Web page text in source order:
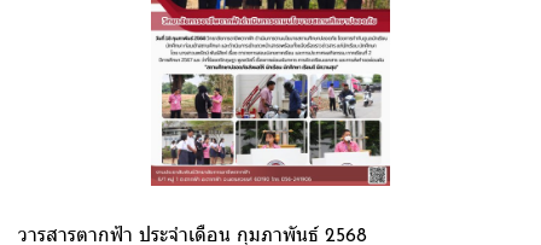
วารสารตากฟ้า ประจำเดือน กุมภาพันธ์ 2568